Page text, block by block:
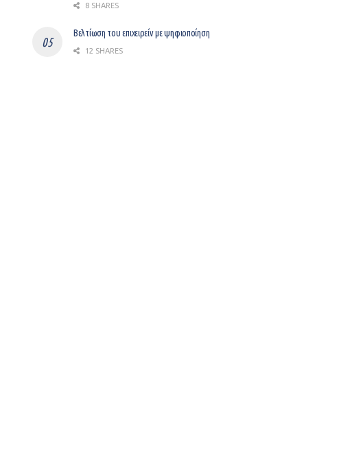
8 SHARES
Βελτίωση του επιχειρείν με ψηφιοποίηση
12 SHARES